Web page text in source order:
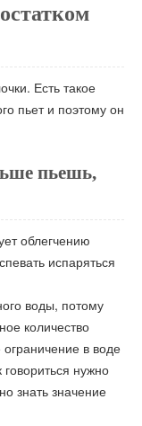
Есть такое
пьет и поэтому он
пьешь,
облегчению
испаряться
воды, потому
количество
в воде
нужно
знать значение